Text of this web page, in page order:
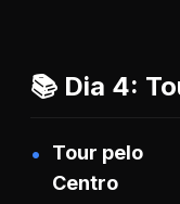
📚 Dia 4:
Tour pelo
Centro